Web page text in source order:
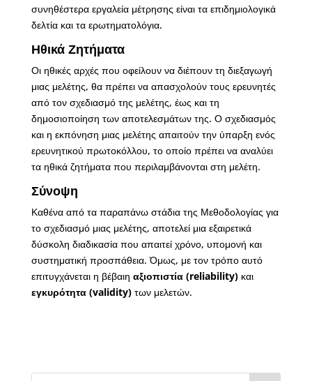
συνηθέστερα εργαλεία μέτρησης είναι τα επιδημιολογικά
δελτία και τα ερωτηματολόγια.
Ηθικά Ζητήματα
Οι ηθικές αρχές που οφείλουν να διέπουν τη διεξαγωγή
μιας μελέτης, θα πρέπει να απασχολούν τους ερευνητές
από τον σχεδιασμό της μελέτης, έως και τη
δημοσιοποίηση των αποτελεσμάτων της. Ο σχεδιασμός
και η εκπόνηση μιας μελέτης απαιτούν την ύπαρξη ενός
ερευνητικού πρωτοκόλλου, το οποίο πρέπει να αναλύει
τα ηθικά ζητήματα που περιλαμβάνονται στη μελέτη.
Σύνοψη
Καθένα από τα παραπάνω στάδια της Μεθοδολογίας για
το σχεδιασμό μιας μελέτης, αποτελεί μια εξαιρετικά
δύσκολη διαδικασία που απαιτεί χρόνο, υπομονή και
συστηματική προσπάθεια. Όμως, με τον τρόπο αυτό
επιτυγχάνεται η βέβαιη αξιοπιστία (reliability)και
εγκυρότητα (validity)των μελετών.